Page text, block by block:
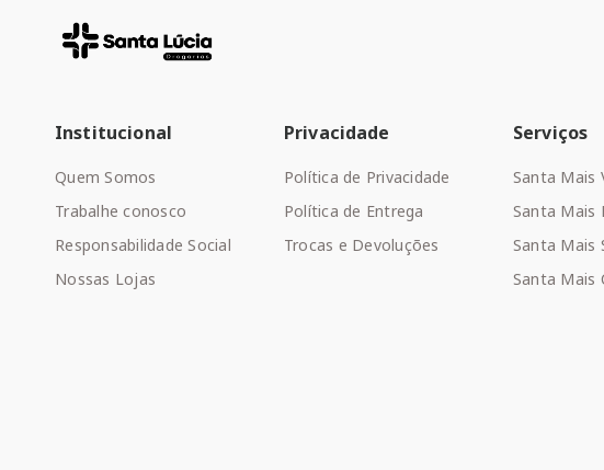
Institucional
Quem Somos
Trabalhe conosco
Responsabilidade Social
Nossas Lojas
Privacidade
Política de Privacidade
Política de Entrega
Trocas e Devoluções
Serviços
Santa Mais
Santa Mais
Santa Mais
Santa Mais